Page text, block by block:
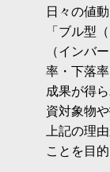
日々の値
「ブル型
（インバ
率・下落
成果が得
資対象物
上記の理
ことを目